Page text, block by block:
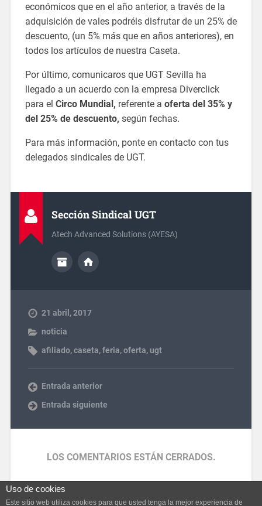
económicos que en el año anterior, a través de la
adquisición de vales podréis disfrutar de un 25% de
descuento, (un 5% más que en años anteriores), en
todos los artículos de nuestra Caseta.
Por último, comunicaros que UGT Sevilla ha
llegado a un acuerdo con la empresa Diverclick
para el Circo Mundial, referente a oferta del 35% y
del 25% de descuento, según fechas.
Para más información, ponte en contacto con tus
delegados sindicales de UGT.
Sección Sindical UGT
Atech Advanced Solutions (AYESA)
21 abril, 2017
noticia
afiliado,caseta,feria,oferta,ugt
Entrada anterior
Entrada siguiente
LOS COMENTARIOS ESTÁN CERRADOS.
Uso de cookies
Este sitio web utiliza cookies para que usted tenga la mejor experiencia de